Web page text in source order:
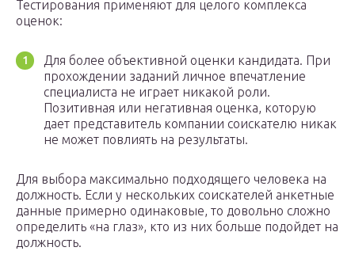
Тестирования применяют для целого комплекса
оценок:
Для более объективной оценки кандидата. При
прохождении заданий личное впечатление
специалиста не играет никакой роли.
Позитивная или негативная оценка, которую
дает представитель компании соискателю никак
не может повлиять на результаты.
Для выбора максимально подходящего человека на
должность. Если у нескольких соискателей анкетные
данные примерно одинаковые, то довольно сложно
определить «на глаз», кто из них больше подойдет на
должность.